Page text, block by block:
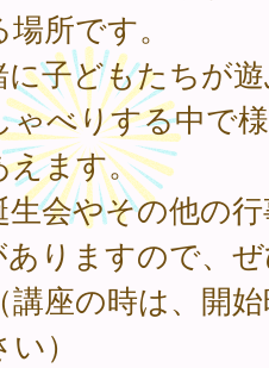
所です。
子どもたちが
ゃべりする中で
えます。
生会やその他の
りますので、
座の時は、開
）